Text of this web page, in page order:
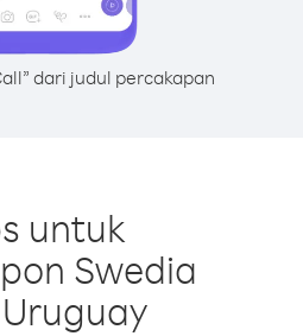
dari judul percakapan
untuk
Swedia